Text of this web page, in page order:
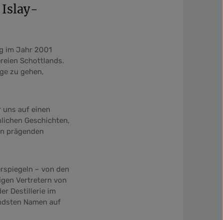
Islay-
im Jahr 2001
Schottlands.
zu gehen,
uns auf einen
Geschichten,
prägenden
– von den
Vertretern von
Destillerie im
Namen auf